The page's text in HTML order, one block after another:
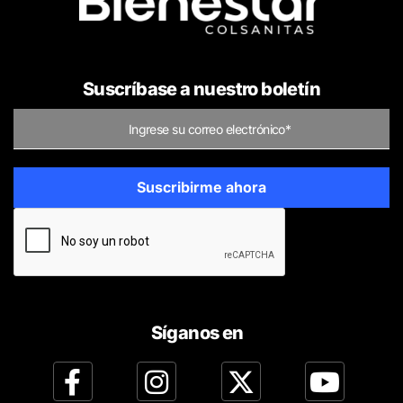
Suscríbase a nuestro boletín
Síganos en